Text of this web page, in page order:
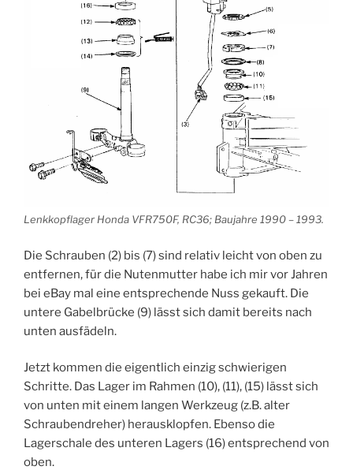
Lenkkopflager Honda VFR750F, RC36; Baujahre 1990 – 1993.
Die Schrauben (2) bis (7) sind relativ leicht von oben zu
entfernen, für die Nutenmutter habe ich mir vor Jahren
bei eBay mal eine entsprechende Nuss gekauft. Die
untere Gabelbrücke (9) lässt sich damit bereits nach
unten ausfädeln.
Jetzt kommen die eigentlich einzig schwierigen
Schritte. Das Lager im Rahmen (10), (11), (15) lässt sich
von unten mit einem langen Werkzeug (z.B. alter
Schraubendreher) herausklopfen. Ebenso die
Lagerschale des unteren Lagers (16) entsprechend von
oben.